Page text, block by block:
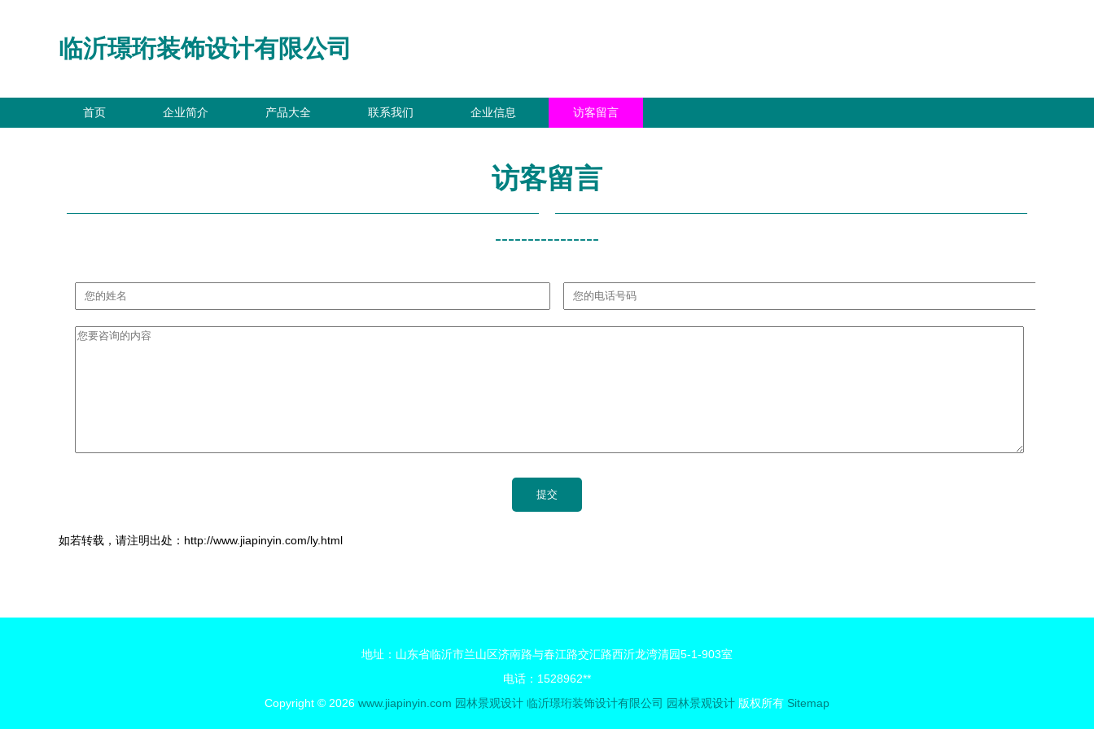
临沂璟珩装饰设计有限公司
首页 企业简介 产品大全 联系我们 企业信息 访客留言
访客留言
----------------
如若转载，请注明出处：http://www.jiapinyin.com/ly.html
地址：山东省临沂市兰山区济南路与春江路交汇路西沂龙湾清园5-1-903室
电话：1528962**
Copyright © 2026 www.jiapinyin.com 园林景观设计 临沂璟珩装饰设计有限公司 园林景观设计 版权所有 Sitemap